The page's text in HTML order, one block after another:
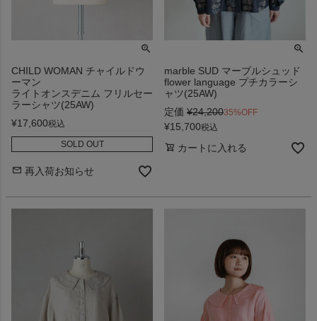
CHILD WOMAN チャイルドウ
ーマン
ライトオンスデニム フリルセー
ラーシャツ(25AW)
¥17,600税込
SOLD OUT
再入荷お知らせ
marble SUD マーブルシュッド
flower language プチカラーシ
ャツ(25AW)
定価 ¥24,20035%OFF
¥15,700税込
カートに入れる